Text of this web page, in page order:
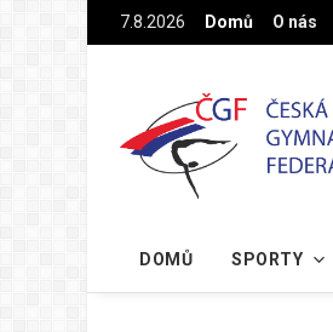
Na hlavní obsah7.8.2026 Domů O nás
DOMŮ SPORTY